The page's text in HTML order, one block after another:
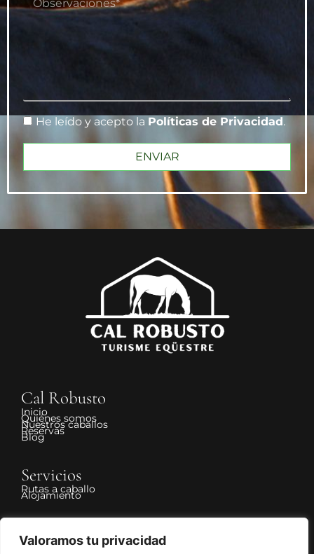
Valoramos tu privacidad
He leído y acepto la Políticas de Privacidad .
ENVIAR
Cal Robusto
Inicio
Quiénes somos
Nuestros caballos
Reservas
Blog
Servicios
Rutas a caballo
Alojamiento
Legal
Aviso Legal